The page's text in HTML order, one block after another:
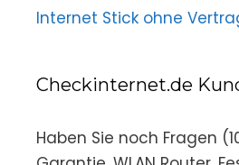
Internet Stick ohne
Checkinternet.de
Haben Sie noch Fragen